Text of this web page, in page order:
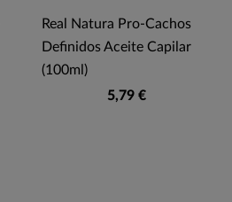
Real Natura Pro-Cachos
Definidos Aceite Capilar
(100ml)
5,79 €